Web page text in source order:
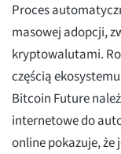
Proces
masowej adopcji,
kryptowalutami.
częścią
Bitcoin Future
internetowe do
online pokazuje, że